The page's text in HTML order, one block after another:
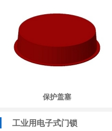
保护盖塞
工业用电子式门锁